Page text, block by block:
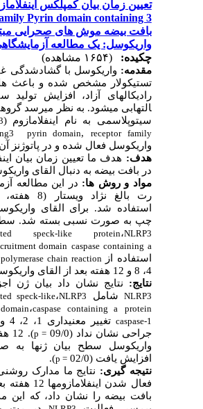
بافت بیضه موش های صحرایی
واریکوسل: یک مطالعه آزمایشگاهی
چکیده:
مقدمه: واریکوسل با گشادشدگی
تستیکولار مشخص شده و باعث
رادیکال­های آزاد، افزایش تولید
التهابی می­شود. به نظر می­رسد گروهی
سیتوپلاسمی به نام اینفلامازوم (
receptor family
,
pyrin domain
واریکوسل فعال شده و در پاتوژنز
هدف:هدف ما تعیین زمان بیان
در بافت بیضه به دنبال القای
مواد و روش­ ها:
استفاده شد. برای القای
چپ به صورت نسبی بسته شد.
NLRP3،speck-like protein
containing a
caspase
recruitment domain
استفاده از
polymerase chain reaction
نتایج:نتایج نشان داد بیان ژن
NLRP3 شامل NLRP3،speck-like
protein
containing a
caspase،domain
caspase-1
جراحی نشان نداد (09/0
=
p
). 12
واریکوسل سطح بیان ژن­ها به
افزایش یافت (02/0
=
p
).
نتیجه­ گیری: نتایج ما مدارک
فعال شدن
بافت بیضه را نشان داد، که این